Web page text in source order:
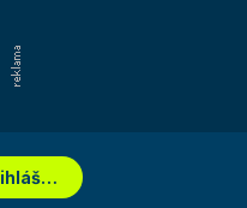
Přihlášení